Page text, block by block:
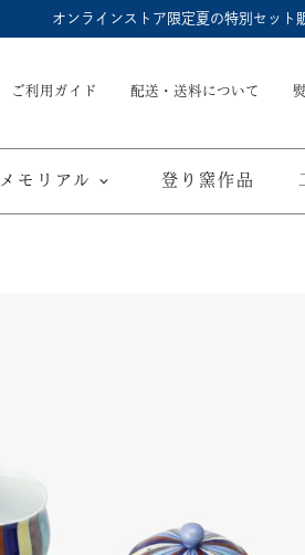
オンラインストア限定夏の特別セット
ご利用ガイド 配送・送料について
メモリアル 登り窯作品